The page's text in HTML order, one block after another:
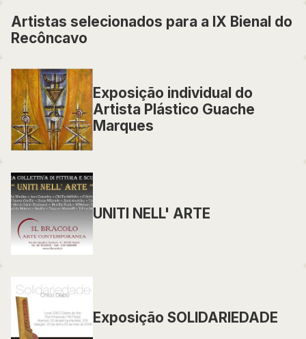
Artistas selecionados para a IX Bienal do
Recôncavo
Exposição individual do
Artista Plástico Guache
Marques
UNITI NELL' ARTE
Exposição SOLIDARIEDADE